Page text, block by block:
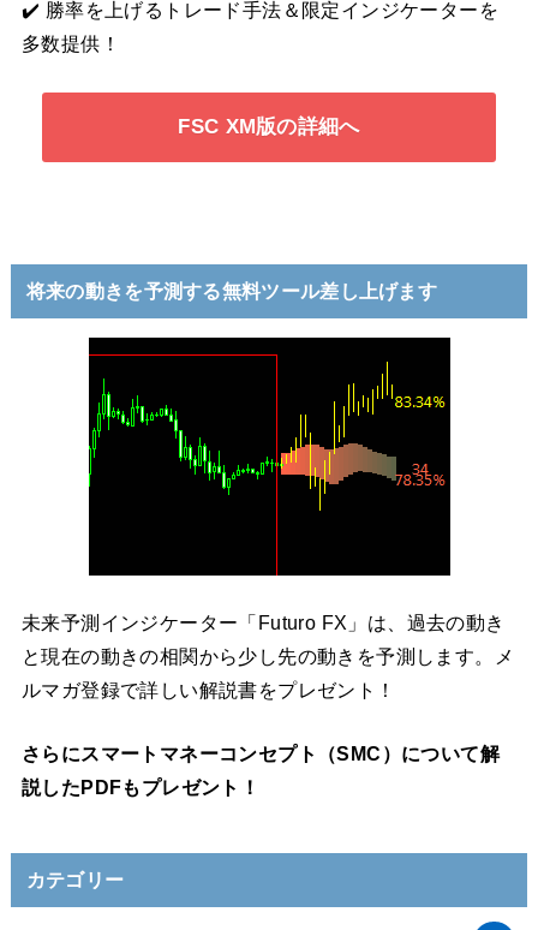
✔️ 勝率を上げるトレード手法＆限定インジケーターを
多数提供！
FSC XM版の詳細へ
将来の動きを予測する無料ツール差し上げます
未来予測インジケーター「Futuro FX」は、過去の動き
と現在の動きの相関から少し先の動きを予測します。メ
ルマガ登録で詳しい解説書をプレゼント！
さらにスマートマネーコンセプト（SMC）について解
説したPDFもプレゼント！
カテゴリー